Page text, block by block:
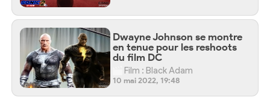
Dwayne Johnson se montre
en tenue pour les reshoots
du film DC
Film : Black Adam
10 mai 2022, 19:48